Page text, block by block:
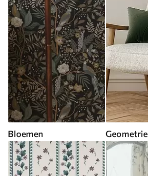
Bloemen Geometrie